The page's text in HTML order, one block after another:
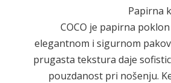
Sledeće
Papirna
COCO je papirna
elegantnom i sigurnom
prugasta tekstura daje
pouzdanost pri nošenju.